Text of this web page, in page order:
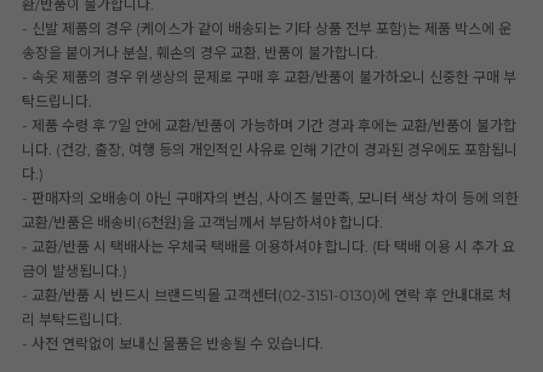
환/반품이 불가합니다.
- 신발 제품의 경우 (케이스가 같이 배송되는 기타 상품 전부 포함)는 제품 박스에 운
송장을 붙이거나 분실, 훼손의 경우 교환, 반품이 불가합니다.
- 속옷 제품의 경우 위생상의 문제로 구매 후 교환/반품이 불가하오니 신중한 구매 부
탁드립니다.
- 제품 수령 후 7일 안에 교환/반품이 가능하며 기간 경과 후에는 교환/반품이 불가합
니다. (건강, 출장, 여행 등의 개인적인 사유로 인해 기간이 경과된 경우에도 포함됩니
다.)
- 판매자의 오배송이 아닌 구매자의 변심, 사이즈 불만족, 모니터 색상 차이 등에 의한
교환/반품은 배송비(6천원)을 고객님께서 부담하셔야 합니다.
- 교환/반품 시 택배사는 우체국 택배를 이용하셔야 합니다. (타 택배 이용 시 추가 요
금이 발생됩니다.)
- 교환/반품 시 반드시 브랜드빅몰 고객센터(02-3151-0130)에 연락 후 안내대로 처
리 부탁드립니다.
- 사전 연락없이 보내신 물품은 반송될 수 있습니다.